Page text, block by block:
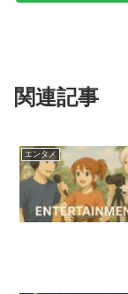
関連記事
エンタメ